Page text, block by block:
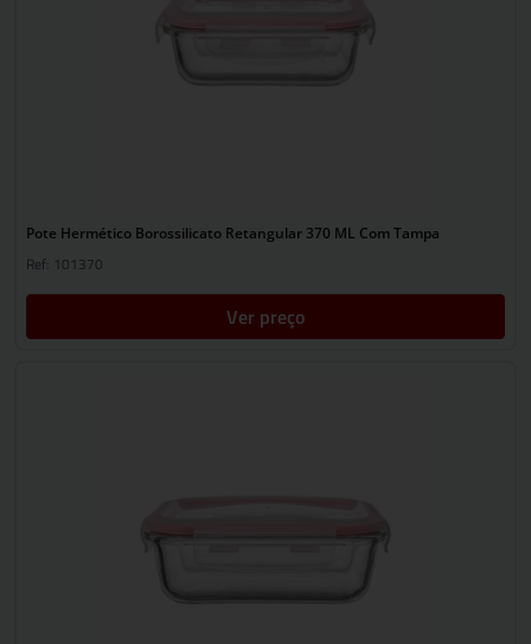
Pote Hermético Borossilicato Retangular 370 ML Com Tampa
Ref: 101370
Ver preço